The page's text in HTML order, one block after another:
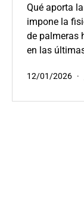
Qué aporta
impone la
de palmeras
en las
Publicada
12/01/2026